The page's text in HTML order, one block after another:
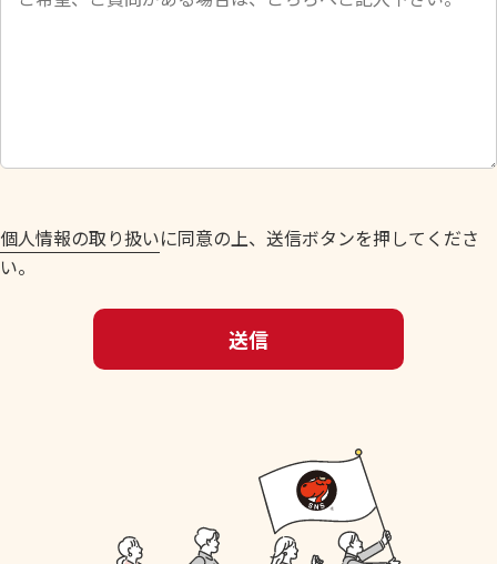
だ
い
。
個人情報の取り扱いに同意の上、送信ボタンを押してくださ
い。